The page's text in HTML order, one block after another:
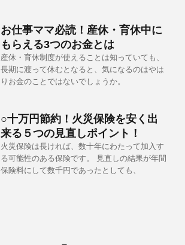
お仕事ママ必読！産休・育休中に
もらえる3つのお金とは
産休・育休制度が使えることは知っていても、
長期に渡って休むとなると、気になるのはやは
りお金のことではないでしょうか。
○十万円節約！火災保険を安く出
来る５つの見直しポイント！
火災保険は長ければ、数十年にわたって加入す
る可能性のある保険です。 見直しの結果が年間
保険料にして数千円であったとしても、